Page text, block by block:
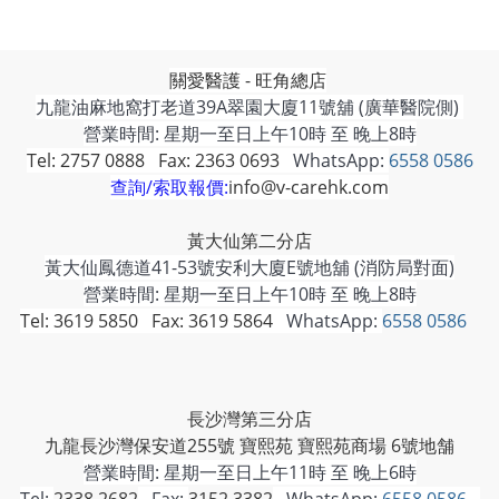
關愛醫護 - 旺角總店
九龍油麻地窩打老道39A翠園大廈11號舖 (廣華醫院側)
營業時間: 星期一至日上午10時 至 晚上8時
Tel: 2757 0888 Fax: 2363 0693WhatsApp: 6558 0586
查詢/索取報價:info@v-carehk.com
黃大仙第二分店
黃大仙鳳德道41-53號安利大廈E號地舖 (消防局對面)
營業時間: 星期一至日上午10時 至 晚上8時
Tel: 3619 5850 Fax: 3619 5864WhatsApp: 6558 0586
長沙灣第三分店
九龍長沙灣保安道255號 寶熙苑 寶熙苑商場 6號地舗
營業時間: 星期一至日上午11時 至 晚上6時